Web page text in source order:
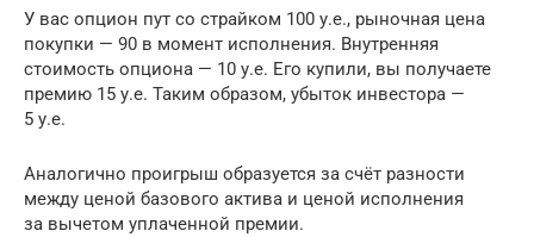
У вас опцион пут со страйком 100 у.е., рыночная цена
покупки — 90 в момент исполнения. Внутренняя
стоимость опциона — 10 у.е. Его купили, вы получаете
премию 15 у.е. Таким образом, убыток инвестора —
5 у.е.
Аналогично проигрыш образуется за счёт разности
между ценой базового актива и ценой исполнения
за вычетом уплаченной премии.